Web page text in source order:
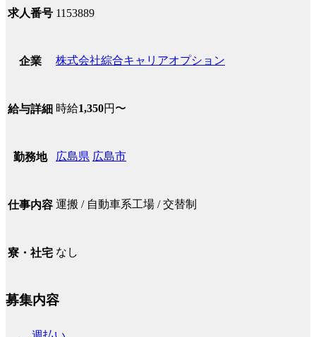
求人番号 1153889
企業 株式会社綜合キャリアオプション
給与詳細 時給1,350円〜
勤務地 広島県 広島市
仕事内容 運搬 / 自動車系工場 / 交替制
寮・社宅 なし
募集内容